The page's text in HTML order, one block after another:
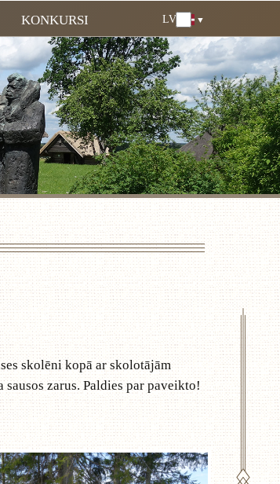
KONKURSI
LV
LV
EN
DE
RU
LT
EE
FI
skolēni kopā ar skolotājām
zarus. Paldies par paveikto!